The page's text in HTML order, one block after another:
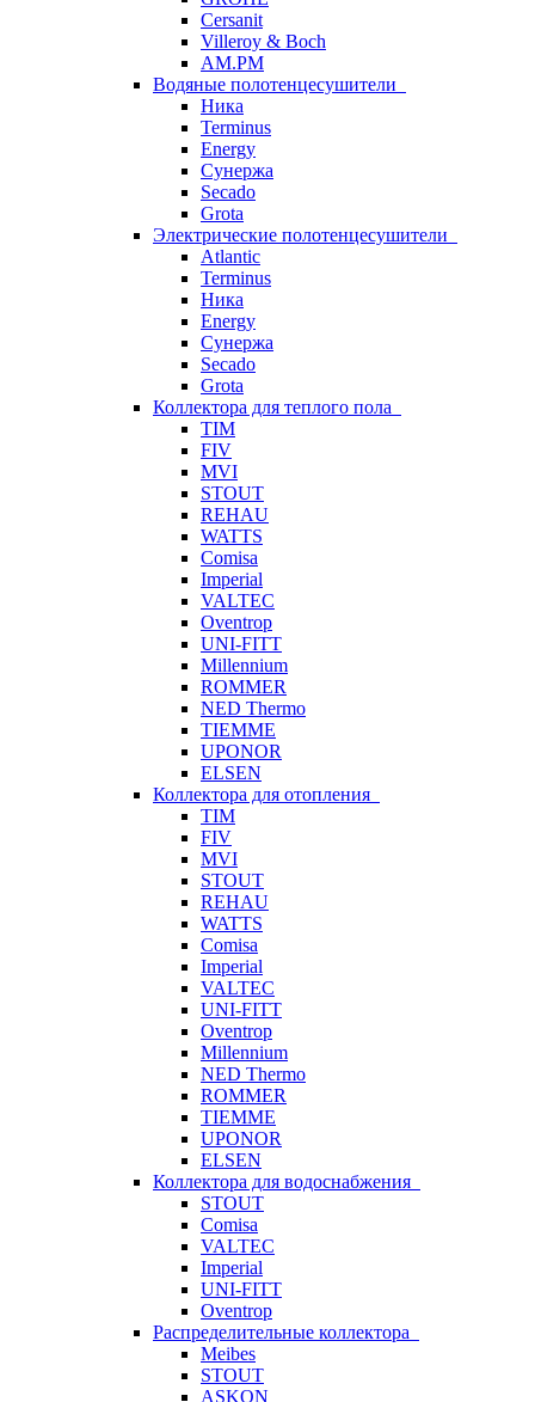
Cersanit
Villeroy & Boch
AM.PM
Водяные полотенцесушители
Ника
Terminus
Energy
Сунержа
Secado
Grota
Электрические полотенцесушители
Atlantic
Terminus
Ника
Energy
Сунержа
Secado
Grota
Коллектора для теплого пола
TIM
FIV
MVI
STOUT
REHAU
WATTS
Comisa
Imperial
VALTEC
Oventrop
UNI-FITT
Millennium
ROMMER
NED Thermo
TIEMME
UPONOR
ELSEN
Коллектора для отопления
TIM
FIV
MVI
STOUT
REHAU
WATTS
Comisa
Imperial
VALTEC
UNI-FITT
Oventrop
Millennium
NED Thermo
ROMMER
TIEMME
UPONOR
ELSEN
Коллектора для водоснабжения
STOUT
Comisa
VALTEC
Imperial
UNI-FITT
Oventrop
Распределительные коллектора
Meibes
STOUT
ASKON